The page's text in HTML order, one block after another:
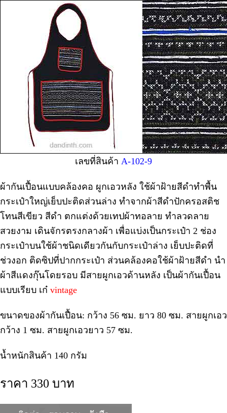
เลขที่สินค้า A-102-9
ผ้ากันเปื้อนแบบคล้องคอ ผูกเอวหลัง ใช้ผ้าฝ้ายสีดำทำพื้น
กระเป๋าใหญ่เย็บปะติดส่วนล่าง ทำจากผ้าสีดำปักครอสติช
โทนสีเขียว สีดำ ตกแต่งด้วยเทปผ้าทอลาย ทำลวดลาย
สวยงาม เดินจักรตรงกลางผ้า เพื่อแบ่งเป็นกระเป๋า 2 ช่อง
กระเป๋าบนใช้ผ้าชนิดเดียวกันกับกระเป๋าล่าง เย็บปะติดที่
ช่วงอก ติดซิปที่ปากกระเป๋า ส่วนคล้องคอใช้ผ้าฝ้ายสีดำ นำ
ผ้าสีแดงกุ๊นโดยรอบ มีสายผูกเอวด้านหลัง เป็นผ้ากันเปื้อน
แบบเรียบ เก๋ vintage
ขนาดของผ้ากันเปื้อน: กว้าง 56 ซม. ยาว 80 ซม. สายผูกเอว
กว้าง 1 ซม. สายผูกเอวยาว 57 ซม.
น้ำหนักสินค้า 140 กรัม
ราคา 330 บาท